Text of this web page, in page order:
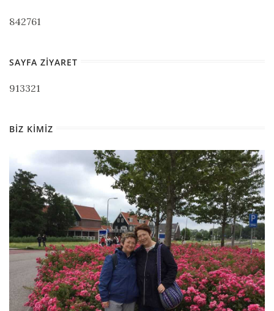
842761
SAYFA ZIYARET
913321
BIZ KIMIZ